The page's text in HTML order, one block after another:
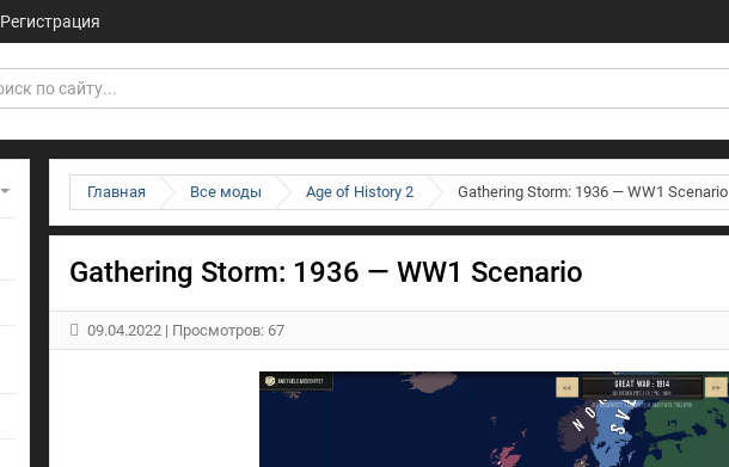
Главная Все моды Age of History 2 Gathering Storm: 1936 — WW1 Scenario
Gathering Storm: 1936 — WW1 Scenario
09.04.2022 | Просмотров: 67
Регистрация